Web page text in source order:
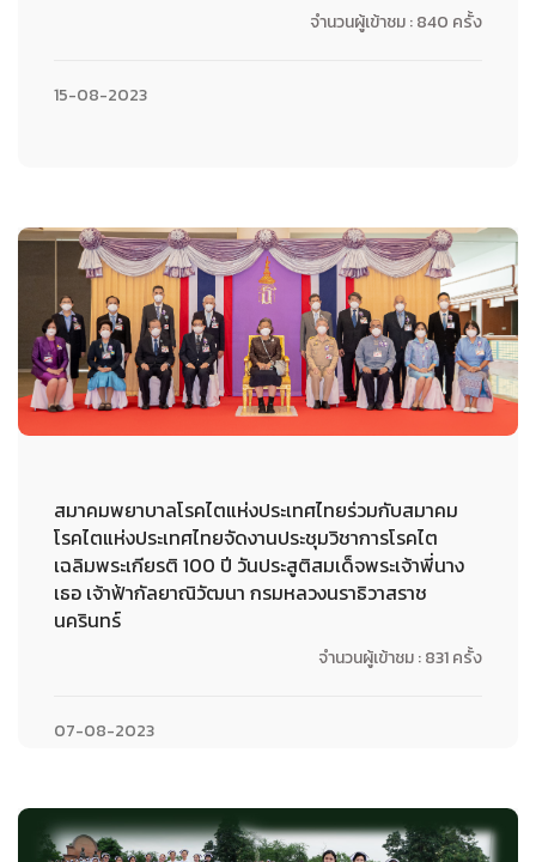
จำนวนผู้เข้าชม : 840 ครั้ง
15-08-2023
สมาคมพยาบาลโรคไตแห่งประเทศไทยร่วมกับสมาคม
โรคไตแห่งประเทศไทยจัดงานประชุมวิชาการโรคไต
เฉลิมพระเกียรติ 100 ปี วันประสูติสมเด็จพระเจ้าพี่นาง
เธอ เจ้าฟ้ากัลยาณิวัฒนา กรมหลวงนราธิวาสราช
นครินทร์
จำนวนผู้เข้าชม : 831 ครั้ง
07-08-2023